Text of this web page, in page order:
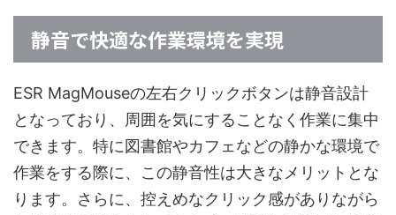
静音で快適な作業環境を実現
ESR MagMouseの左右クリックボタンは静音設計
となっており、周囲を気にすることなく作業に集中
できます。特に図書館やカフェなどの静かな環境で
作業をする際に、この静音性は大きなメリットとな
ります。さらに、控えめなクリック感がありながら